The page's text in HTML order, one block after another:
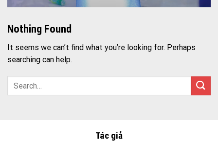
Nothing Found
It seems we can’t find what you’re looking for. Perhaps
searching can help.
Tác giả